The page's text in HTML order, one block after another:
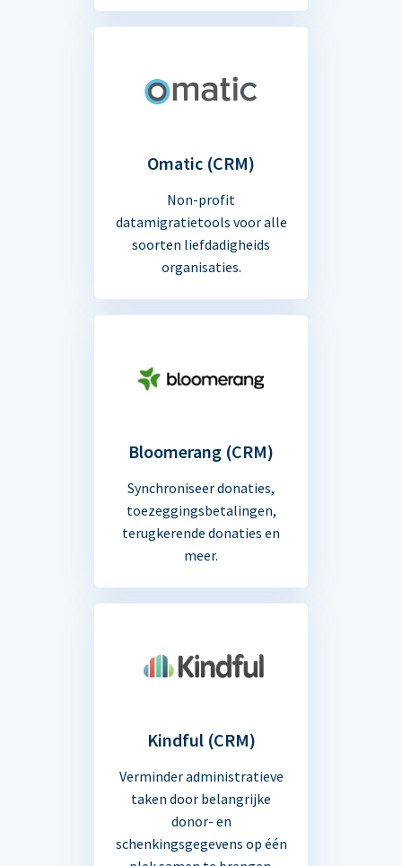
Omatic (CRM)
Non-profit
datamigratietools voor alle
soorten liefdadigheids
organisaties.
Bloomerang (CRM)
Synchroniseer donaties,
toezeggingsbetalingen,
terugkerende donaties en
meer.
Kindful (CRM)
Verminder administratieve
taken door belangrijke
donor- en
schenkingsgegevens op één